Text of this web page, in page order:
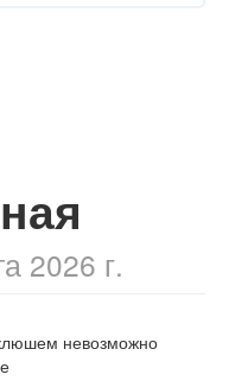
2026 г.
невозможно